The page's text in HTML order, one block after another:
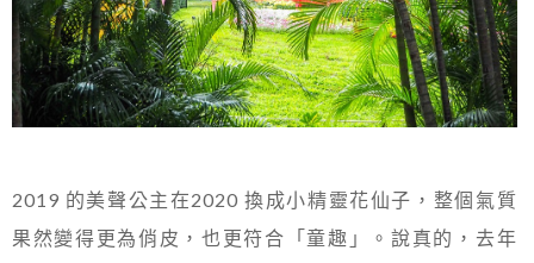
2019 的美聲公主在2020 換成小精靈花仙子，整個氣質
果然變得更為俏皮，也更符合「童趣」。說真的，去年